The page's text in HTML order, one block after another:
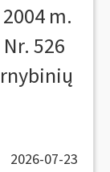
m.
526
2026-07-23